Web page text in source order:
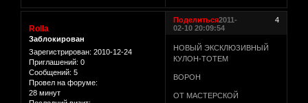
Поделиться 4
2011-
02-10 20:09:54
Rolla
Заблокирован
Зарегистрирован: 2010-12-24
Приглашений: 0
Сообщений: 5
Провел на форуме:
28 минут
НОВЫЙ ЭКСКЛЮЗИВНЫЙ
КУЛОН-ТОТЕМ
ВОРОН
ОТ МАСТЕРСКОЙ